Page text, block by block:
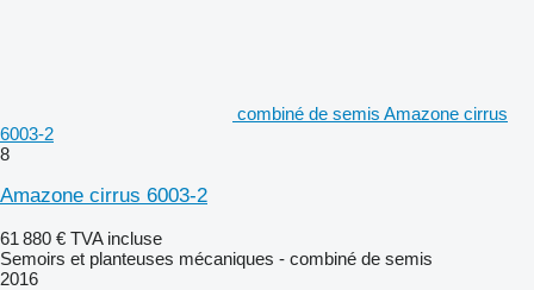
combiné de semis Amazone cirrus
6003-2
8
Amazone cirrus 6003-2
61 880 € TVA incluse
Semoirs et planteuses mécaniques - combiné de semis
2016